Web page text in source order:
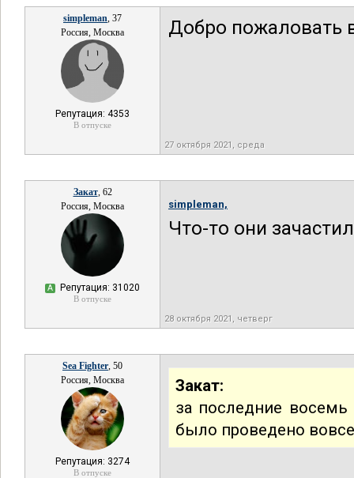
simpleman, 37
Россия, Москва
Репутация: 4353
В отпуске
Добро пожаловать
27 октября 2021, среда
Закат, 62
Россия, Москва
А Репутация: 31020
В отпуске
simpleman,
Что-то они
28 октября 2021, четверг
Sea Fighter, 50
Россия, Москва
Репутация: 3274
В отпуске
Закат:
за последние
было проведено